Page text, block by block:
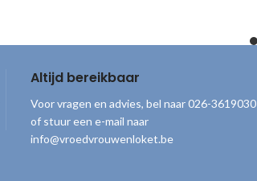
Altijd bereikbaar
Voor vragen en advies, bel naar 026-3619030
of stuur een e-mail naar
info@vroedvrouwenloket.be